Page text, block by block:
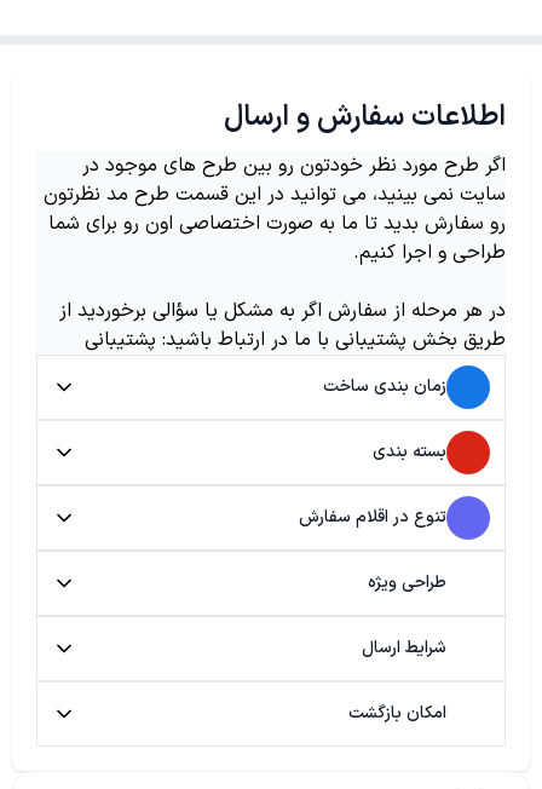
اطلاعات سفارش و ارسال
اگر طرح مورد نظر خودتون رو بین طرح های موجود در
سایت نمی بینید، می توانید در این قسمت طرح مد نظرتون
رو سفارش بدید تا ما به صورت اختصاصی اون رو برای شما
طراحی و اجرا کنیم.
در هر مرحله از سفارش اگر به مشکل یا سؤالی برخوردید از
طریق بخش پشتیبانی با ما در ارتباط باشید: پشتیبانی
زمان بندی ساخت
بسته بندی
تنوع در اقلام سفارش
طراحی ویژه
شرایط ارسال
امکان بازگشت